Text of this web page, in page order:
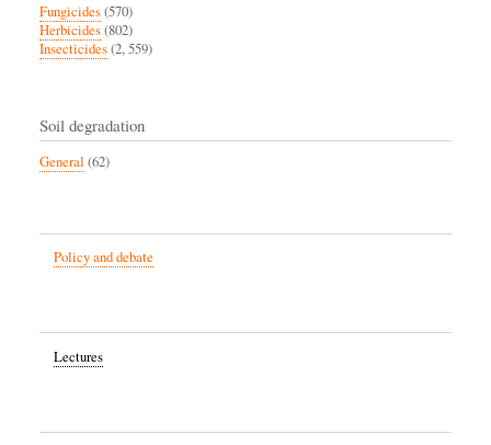
Fungicides(570)
Herbicides(802)
Insecticides(2, 559)
Soil degradation
General (62)
Policy and debate
Lectures